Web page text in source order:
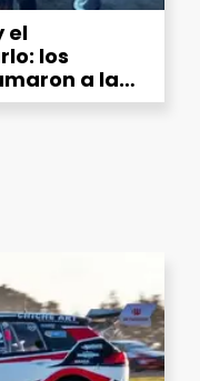
el
los
a la